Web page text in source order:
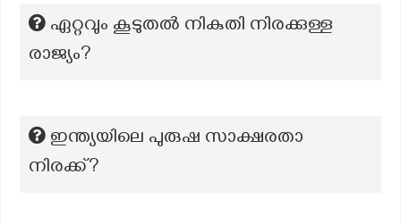
ഏറ്റവും കൂടുതൽ നികുതി നിരക്കുള്ള
രാജ്യം?
ഇന്ത്യയിലെ പുരുഷ സാക്ഷരതാ
നിരക്ക്?